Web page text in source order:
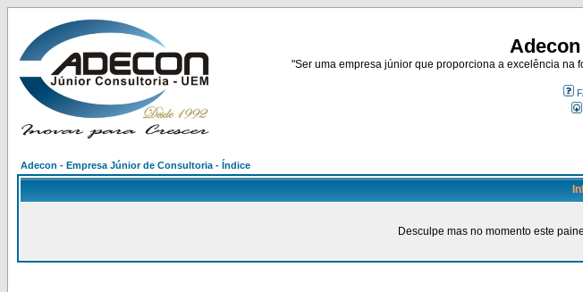
"Ser uma empresa júnior que proporciona a excelência na
Adecon - Empresa Júnior de Consultoria - Índice
Desculpe mas no momento este